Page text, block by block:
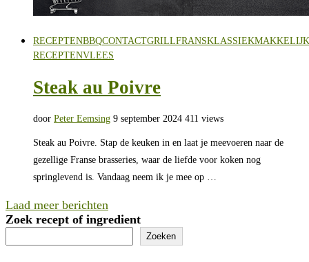
RECEPTENBBQCONTACTGRILLFRANSKLASSIEKMAKKELIJK
RECEPTENVLEES
Steak au Poivre
door Peter Eemsing 9 september 2024 411 views
Steak au Poivre. Stap de keuken in en laat je meevoeren naar de
gezellige Franse brasseries, waar de liefde voor koken nog
springlevend is. Vandaag neem ik je mee op …
Laad meer berichten
Zoek recept of ingredient
Zoeken